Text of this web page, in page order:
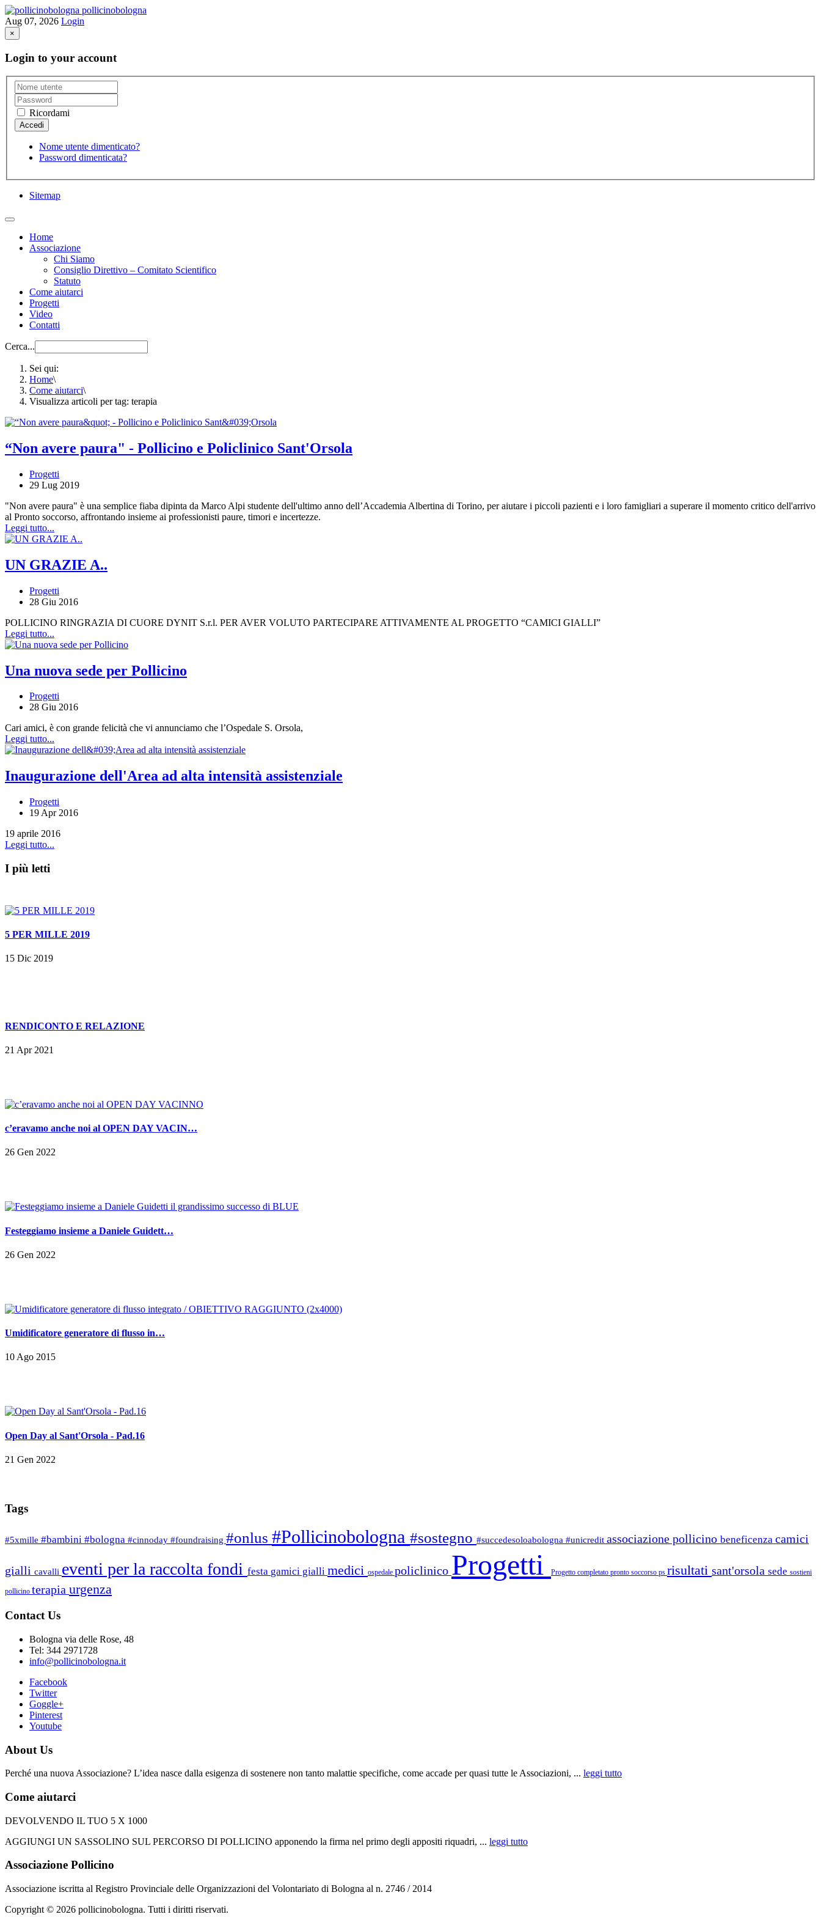
pollicinobologna
Aug 07, 2026 Login
×
Login to your account
Ricordami
Nome utente dimenticato?
Password dimenticata?
Sitemap
Home
Associazione
Chi Siamo
Consiglio Direttivo – Comitato Scientifico
Statuto
Come aiutarci
Progetti
Video
Contatti
Cerca...
Sei qui:
Home\
Come aiutarci\
Visualizza articoli per tag: terapia
“Non avere paura" - Pollicino e Policlinico Sant'Orsola
Progetti
29 Lug 2019
"Non avere paura" è una semplice fiaba dipinta da Marco Alpi studente dell'ultimo anno dell’Accademia Albertina di Torino, per aiutare i piccoli pazienti e i loro famigliari a superare il momento critico dell'arrivo
al Pronto soccorso, affrontando insieme ai professionisti paure, timori e incertezze.
Leggi tutto...
UN GRAZIE A..
Progetti
28 Giu 2016
POLLICINO RINGRAZIA DI CUORE DYNIT S.r.l. PER AVER VOLUTO PARTECIPARE ATTIVAMENTE AL PROGETTO “CAMICI GIALLI”
Leggi tutto...
Una nuova sede per Pollicino
Progetti
28 Giu 2016
Cari amici, è con grande felicità che vi annunciamo che l’Ospedale S. Orsola,
Leggi tutto...
Inaugurazione dell'Area ad alta intensità assistenziale
Progetti
19 Apr 2016
19 aprile 2016
Leggi tutto...
I più letti
5 PER MILLE 2019
15 Dic 2019
RENDICONTO E RELAZIONE
21 Apr 2021
c’eravamo anche noi al OPEN DAY VACIN…
26 Gen 2022
Festeggiamo insieme a Daniele Guidett…
26 Gen 2022
Umidificatore generatore di flusso in…
10 Ago 2015
Open Day al Sant'Orsola - Pad.16
21 Gen 2022
Tags
#5xmille #bambini #bologna #cinnoday #foundraising #onlus #Pollicinobologna #sostegno #succedesoloabologna #unicredit associazione pollicino beneficenza camici
gialli cavalli eventi per la raccolta fondi festa gamici gialli medici ospedale policlinico Progetti Progetto completato pronto soccorso ps risultati sant'orsola sede sostieni
pollicino terapia urgenza
Contact Us
Bologna via delle Rose, 48
Tel: 344 2971728
info@pollicinobologna.it
Facebook
Twitter
Goggle+
Pinterest
Youtube
About Us
Perché una nuova Associazione? L’idea nasce dalla esigenza di sostenere non tanto malattie specifiche, come accade per quasi tutte le Associazioni, ... leggi tutto
Come aiutarci
DEVOLVENDO IL TUO 5 X 1000
AGGIUNGI UN SASSOLINO SUL PERCORSO DI POLLICINO apponendo la firma nel primo degli appositi riquadri, ... leggi tutto
Associazione Pollicino
Associazione iscritta al Registro Provinciale delle Organizzazioni del Volontariato di Bologna al n. 2746 / 2014
Copyright © 2026 pollicinobologna. Tutti i diritti riservati.